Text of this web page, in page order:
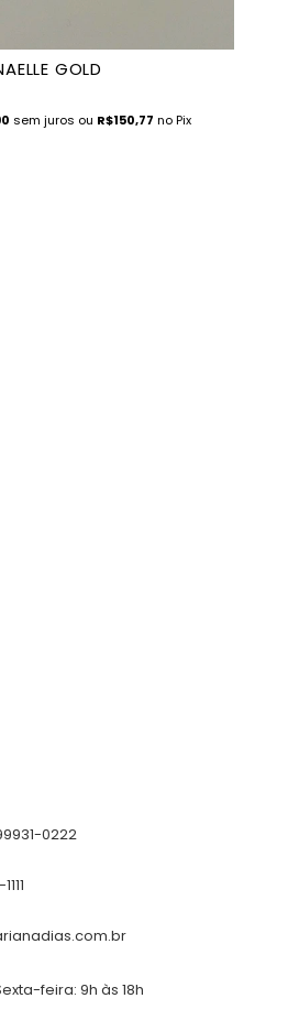
GOLD
sem juros ou R$150,77 no Pix
0222
feira: 9h às 18h